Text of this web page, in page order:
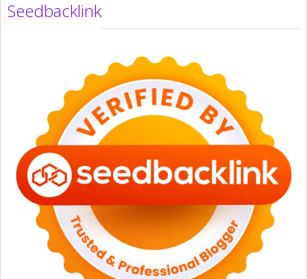
Seedbacklink